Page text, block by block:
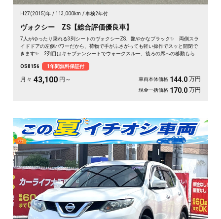
H27(2015)年 113,000km 車検2年付
ヴォクシー ZS【総合評価優良車】
7人がゆったり乗れる3列シートのヴォクシーZS、艶やかなブラック✨ 両側スラ
イドドアの左側パワーだから、荷物で手がふさがっても軽い操作でスッと開閉で
きます✨ 2列目はキャプテンシートでウォークスルー、後ろの席への移動もらく
も、仕事道具の積み込みも、この一台で快適にこなせます🎵 細部まで丁寧に手
入れされた綺麗な一台、《1年保証付》で毎日を支えます🚗
OS8156 1年間無料保証付
月々 43,100 円～ 車両本体価格 144.0 万円
現金一括価格 170.0 万円